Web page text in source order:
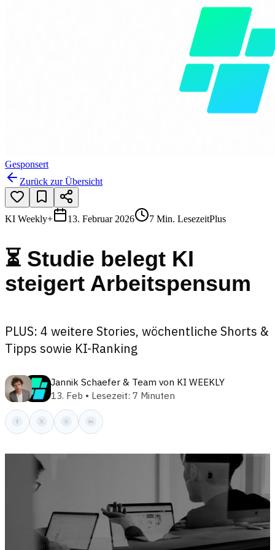
Gesponsert
Zurück zur Übersicht
KI Weekly+ 13. Februar 2026 7 Min. LesezeitPlus
⏳ Studie belegt KI
steigert Arbeitspensum
PLUS: 4 weitere Stories, wöchentliche Shorts &
Tipps sowie KI-Ranking
Jannik Schaefer & Team von KI WEEKLY
13. Feb • Lesezeit: 7 Minuten